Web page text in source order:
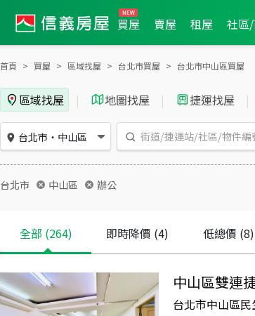
買屋 賣屋 租屋 社區
首頁 買屋 區域找屋 台北市買屋 台北市中山區買屋
區域找屋 | 地圖找屋 | 捷運找屋 |
台北市 ・ 中山區
台北市 中山區 辦公
全部 (264) 即時降價 (4) 低總價 (8)
中山區雙連
台北市中山區